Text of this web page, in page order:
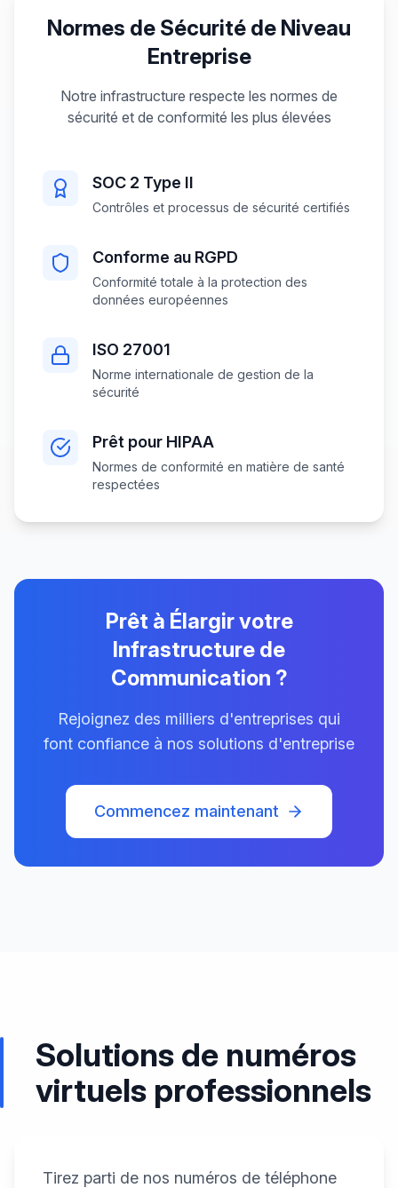
Normes de Sécurité de Niveau
Entreprise
Notre infrastructure respecte les normes de
sécurité et de conformité les plus élevées
SOC 2 Type II
Contrôles et processus de sécurité certifiés
Conforme au RGPD
Conformité totale à la protection des
données européennes
ISO 27001
Norme internationale de gestion de la
sécurité
Prêt pour HIPAA
Normes de conformité en matière de santé
respectées
Prêt à Élargir votre
Infrastructure de
Communication ?
Rejoignez des milliers d'entreprises qui
font confiance à nos solutions d'entreprise
Commencez maintenant
Solutions de numéros
virtuels professionnels
Tirez parti de nos numéros de téléphone